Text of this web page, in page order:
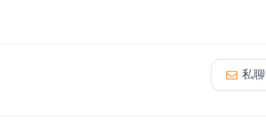
私聊